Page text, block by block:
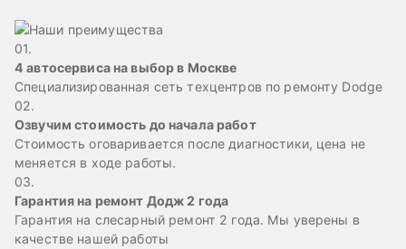
01.
4 автосервиса на выбор в Москве
Специализированная сеть техцентров по ремонту Dodge
02.
Озвучим стоимость до начала работ
Стоимость оговаривается после диагностики, цена не
меняется в ходе работы.
03.
Гарантия на ремонт Додж 2 года
Гарантия на слесарный ремонт 2 года. Мы уверены в
качестве нашей работы